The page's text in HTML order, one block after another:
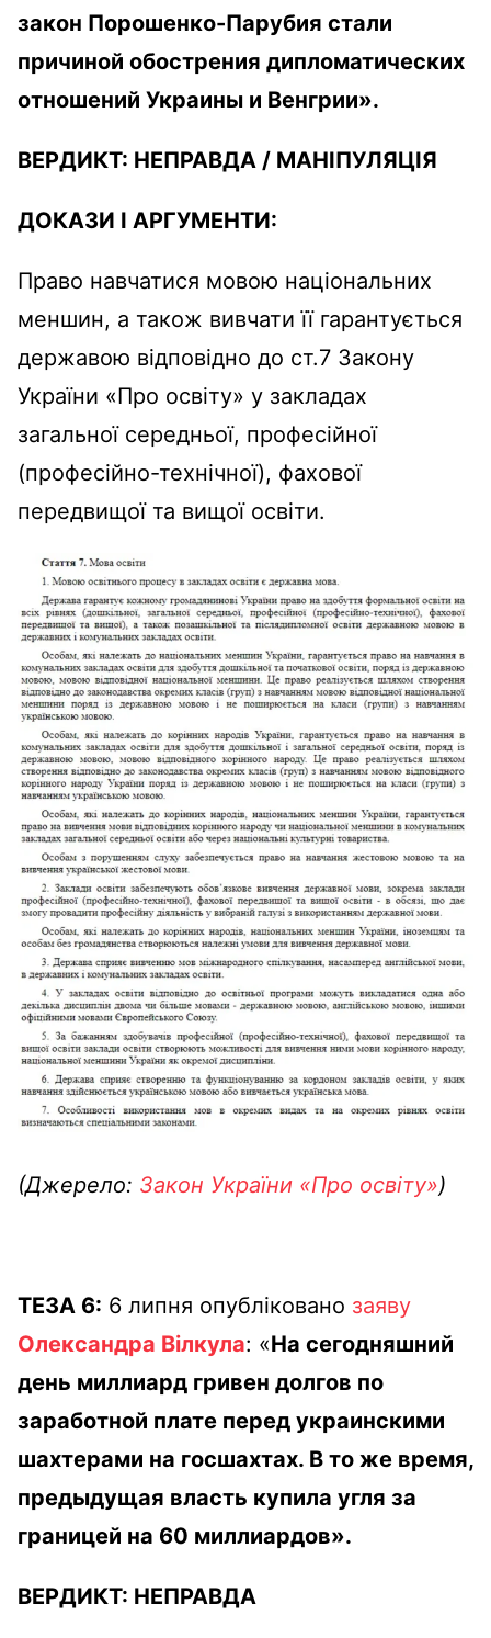
закон Порошенко-Парубия стали
причиной обострения дипломатических
отношений Украины и Венгрии».
ВЕРДИКТ: НЕПРАВДА / МАНІПУЛЯЦІЯ
ДОКАЗИ І АРГУМЕНТИ:
Право навчатися мовою національних
меншин, а також вивчати її гарантується
державою відповідно до ст.7 Закону
України «Про освіту» у закладах
загальної середньої, професійної
(професійно-технічної), фахової
передвищої та вищої освіти.
(Джерело: Закон України «Про освіту»)
ТЕЗА 6: 6 липня опубліковано заяву
Олександра Вілкула: «На сегодняшний
день миллиард гривен долгов по
заработной плате перед украинскими
шахтерами на госшахтах. В то же время,
предыдущая власть купила угля за
границей на 60 миллиардов».
ВЕРДИКТ: НЕПРАВДА